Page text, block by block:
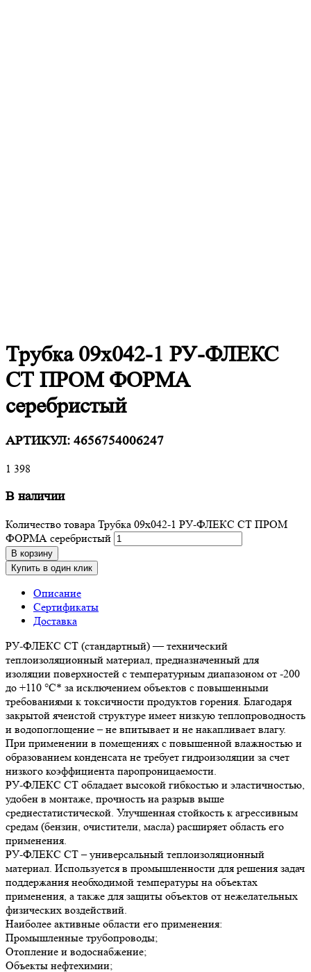
Трубка 09х042-1 РУ-ФЛЕКС
СТ ПРОМ ФОРМА
серебристый
АРТИКУЛ: 4656754006247
1 398
В наличии
Количество товара Трубка 09х042-1 РУ-ФЛЕКС СТ ПРОМ
ФОРМА серебристый
В корзину
Купить в один клик
Описание
Сертификаты
Доставка
РУ-ФЛЕКС СТ (стандартный) — технический
теплоизоляционный материал, предназначенный для
изоляции поверхностей с температурным диапазоном от -200
до +110 °С* за исключением объектов с повышенными
требованиями к токсичности продуктов горения. Благодаря
закрытой ячеистой структуре имеет низкую теплопроводность
и водопоглощение – не впитывает и не накапливает влагу.
При применении в помещениях с повышенной влажностью и
образованием конденсата не требует гидроизоляции за счет
низкого коэффициента паропроницаемости.
РУ-ФЛЕКС СТ обладает высокой гибкостью и эластичностью,
удобен в монтаже, прочность на разрыв выше
среднестатистической. Улучшенная стойкость к агрессивным
средам (бензин, очистители, масла) расширяет область его
применения.
РУ-ФЛЕКС СТ – универсальный теплоизоляционный
материал. Используется в промышленности для решения задач
поддержания необходимой температуры на объектах
применения, а также для защиты объектов от нежелательных
физических воздействий.
Наиболее активные области его применения:
Промышленные трубопроводы;
Отопление и водоснабжение;
Объекты нефтехимии;